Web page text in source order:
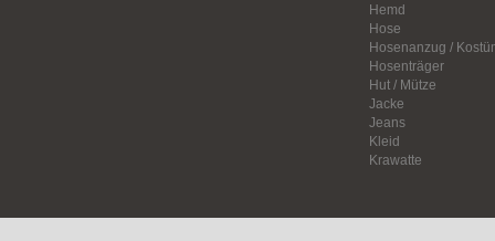
Hemd
Hose
Hosenanzug /
Hosenträger
Hut / Mütze
Jacke
Jeans
Kleid
Krawatte